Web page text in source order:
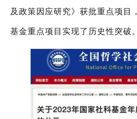
及政策因应研究》获批重点项目，
基金重点项目实现了历史性突破。